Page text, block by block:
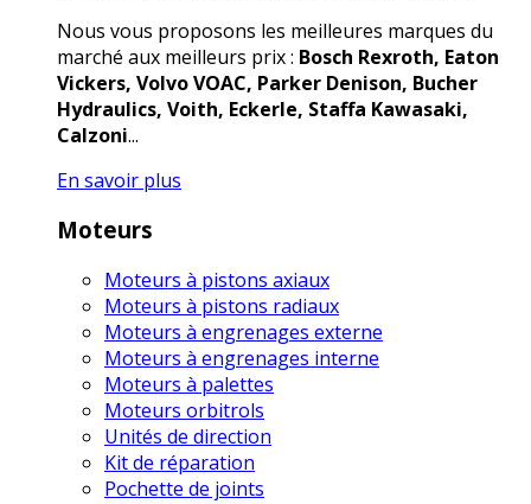
Nous vous proposons les meilleures marques du
marché aux meilleurs prix : Bosch Rexroth, Eaton
Vickers, Volvo VOAC, Parker Denison, Bucher
Hydraulics, Voith, Eckerle, Staffa Kawasaki,
Calzoni...
En savoir plus
Moteurs
Moteurs à pistons axiaux
Moteurs à pistons radiaux
Moteurs à engrenages externe
Moteurs à engrenages interne
Moteurs à palettes
Moteurs orbitrols
Unités de direction
Kit de réparation
Pochette de joints